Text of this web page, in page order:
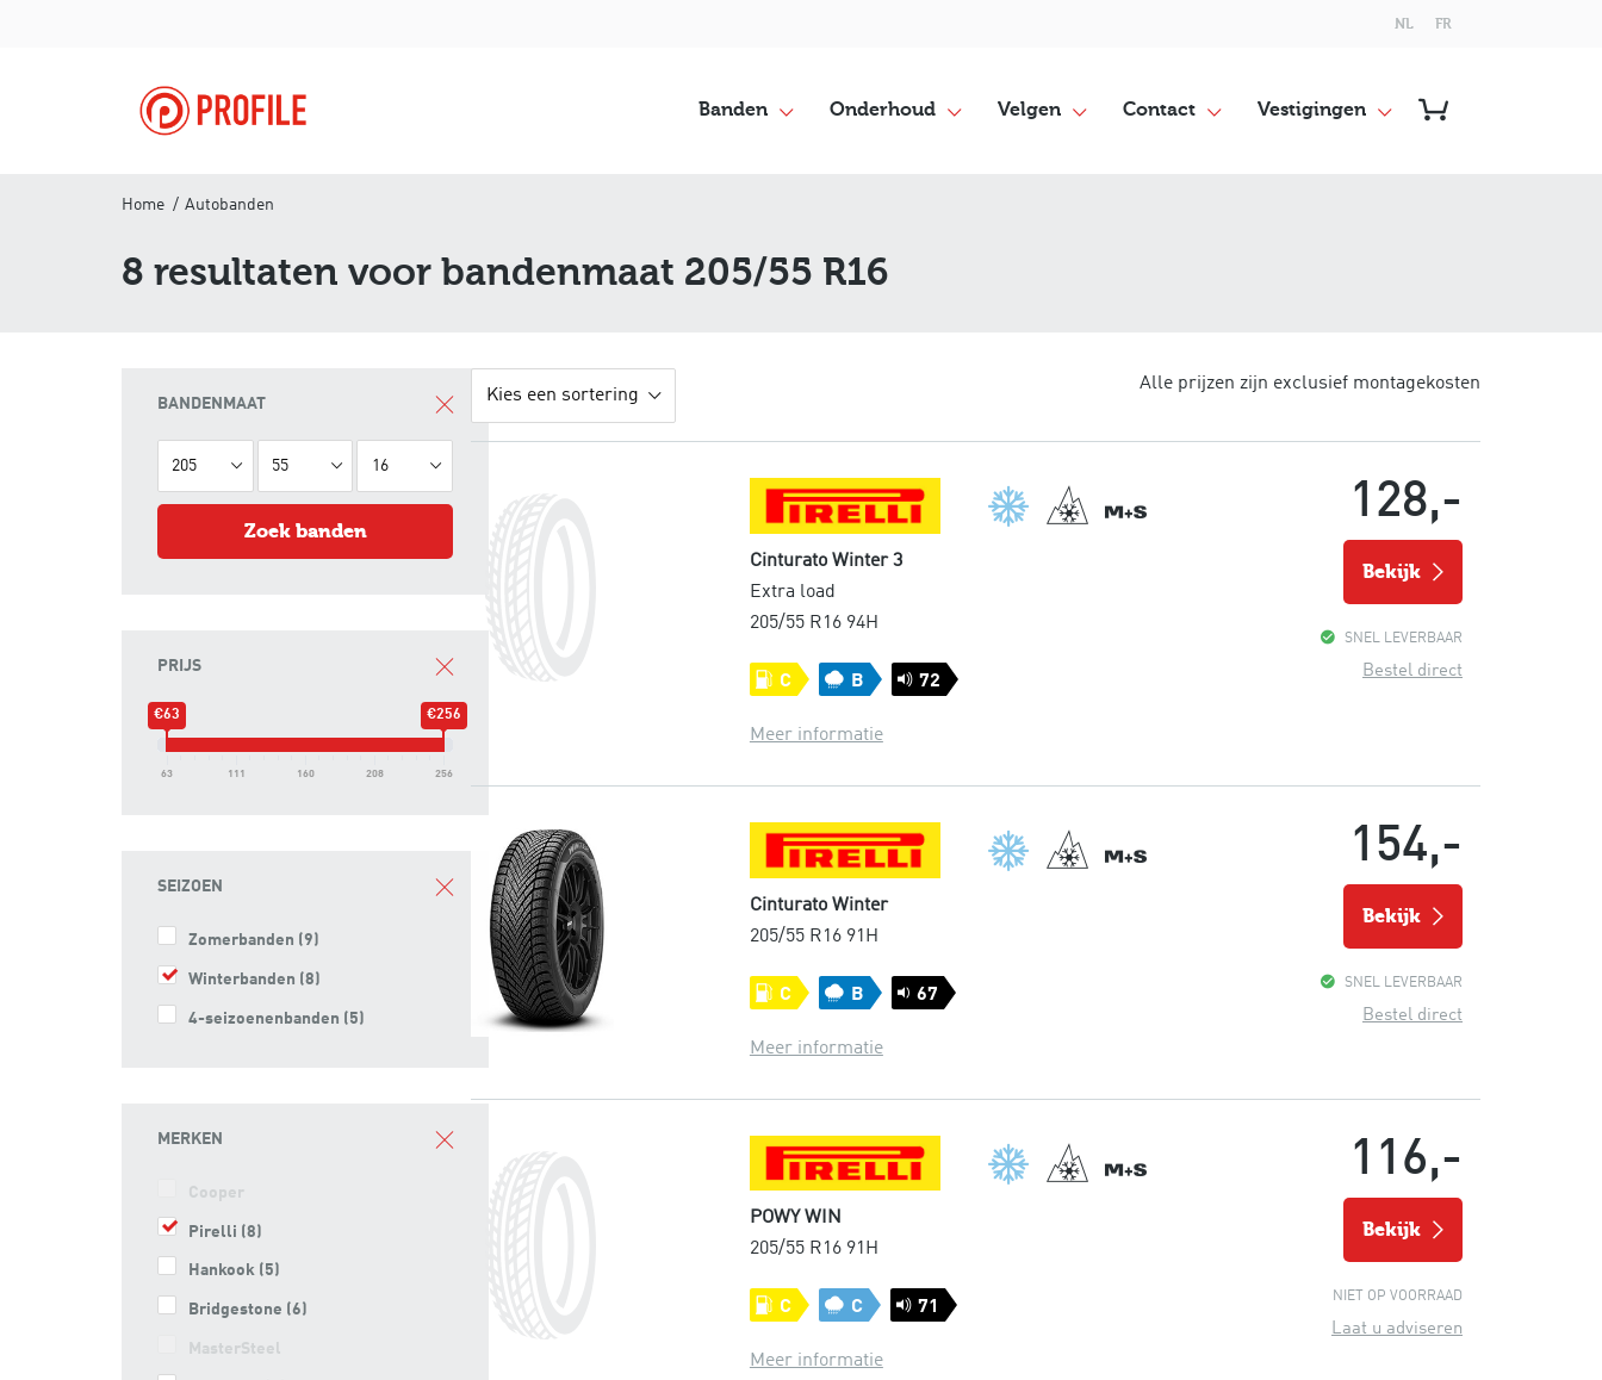
NL FR
Banden Onderhoud Velgen Contact Vestigingen
Home Autobanden
8 resultaten voor bandenmaat 205/55 R16
BANDENMAAT
205 55 16
zoek banden
PRIJS
€63 €256
63 111 160 208 256
SEIZOEN
Zomerbanden (9)
Winterbanden (8)
4-seizoenenbanden (5)
MERKEN
Cooper
Pirelli (8)
Hankook (5)
Bridgestone (6)
MasterSteel
Kies een sortering
Alle prijzen zijn exclusief montagekosten
Cinturato Winter 3
Extra load
205/55 R16 94H
C B 72
Meer informatie
128,-
bekijk
SNEL LEVERBAAR
Bestel direct
Cinturato Winter
205/55 R16 91H
C B 67
Meer informatie
154,-
bekijk
SNEL LEVERBAAR
Bestel direct
POWY WIN
205/55 R16 91H
C C 71
Meer informatie
116,-
bekijk
NIET OP VOORRAAD
Laat u adviseren